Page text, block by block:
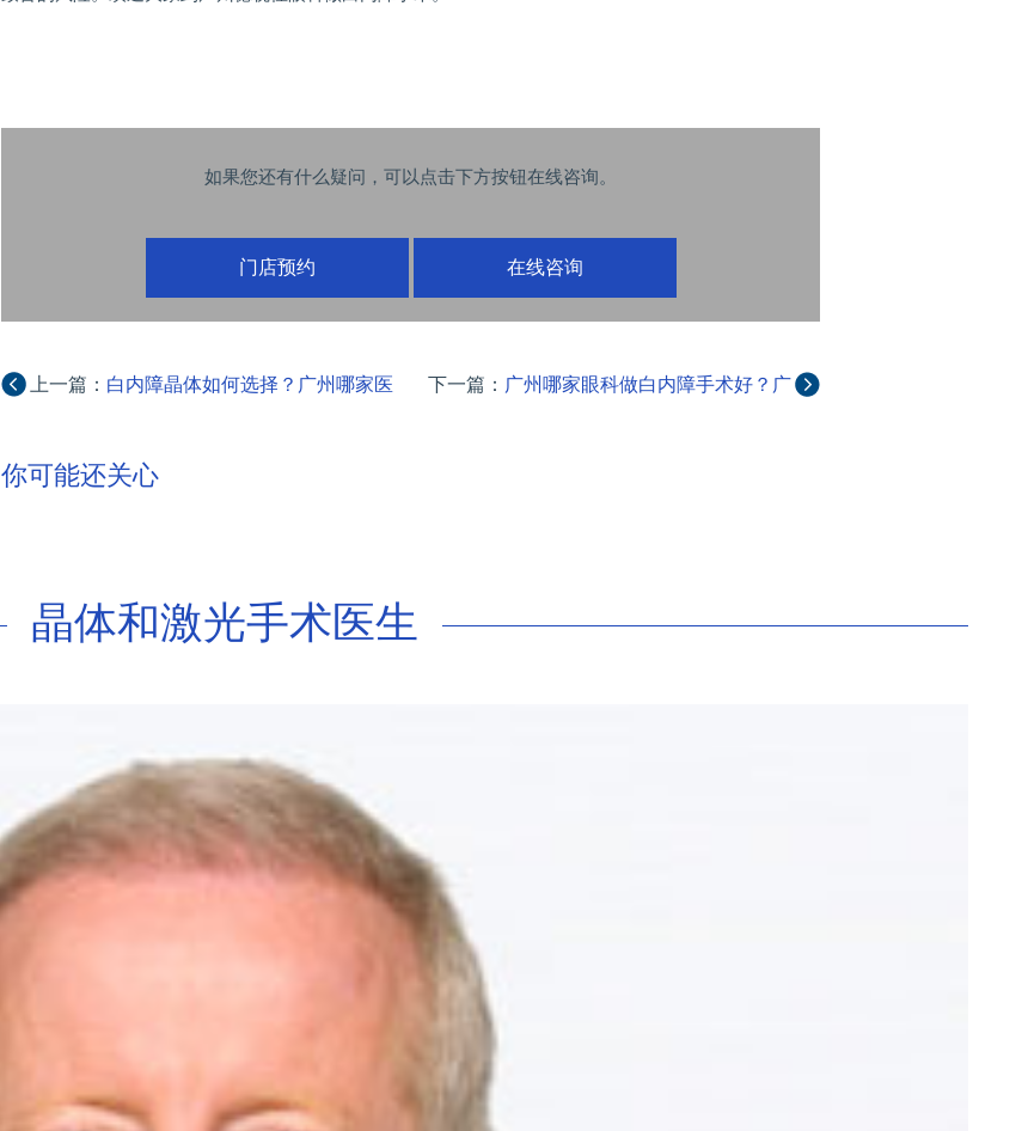
如果您还有什么疑问，可以点击下方按钮在线咨询。
门店预约 在线咨询
上一篇： 白内障晶体如何选择？广州哪家医
下一篇： 广州哪家眼科做白内障手术好？广
你可能还关心
晶体和激光手术医生